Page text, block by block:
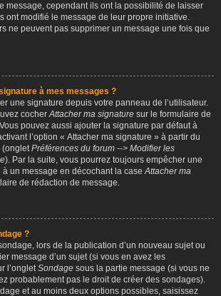
message, cependant ils ont la possibilité de laisser
ont modifié le message de leur propre initiative.
ne peuvent pas supprimer un message une fois que
à mes messages ?
une signature depuis votre panneau de l’utilisateur.
cocherAttacher ma signature sur le formulaire de
pouvez aussi ajouter la signature par défaut à
l’option « Attacher ma signature » à partir du
(ongletPréférences du forum --> Modifier les
). Par la suite, vous pourrez toujours empêcher une
à un message en décochant la caseAttacher ma
de rédaction de message.
?
lors de la publication d’un nouveau sujet ou
message d’un sujet (si vous en avez les
l’ongletSondage sous la partie message (si vous ne
probablement pas le droit de créer des sondages).
et au moins deux options possibles, saisissez